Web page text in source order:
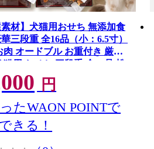
素材】犬猫用おせち 無添加食
三段重 全16品（小：6.5寸）
肉 オードブル お重付き 厳選
猫用 おせち 三段重 全16品 松
鯛 入り 豪華 ペット用 おせち
犬 愛猫 ペットフード 贅沢 詰
せ 正月 年末年始 おやつ工房さ
愛知県 小牧市 送料無料
］
円
たWAON POINTで
きる！